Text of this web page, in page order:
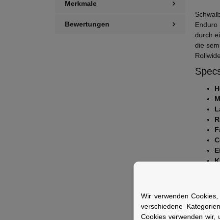
Merkmale
Bewertungen
Enduro
durch
die
Fuer
Wir verwenden
verschiedene
Cookies verwenden wir,